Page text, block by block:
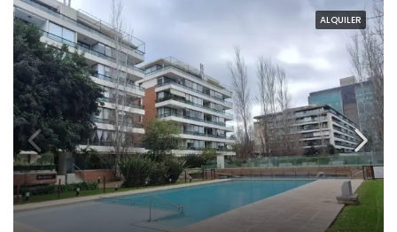
ALQUILER